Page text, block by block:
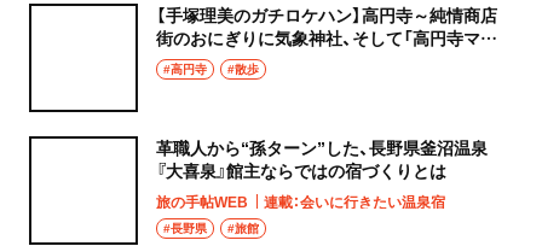
【手塚理美のガチロケハン】高円寺～純情商店
街のおにぎりに気象神社、そして「高円寺マシ
タ」へ！
#高円寺 #散歩
革職人から“孫ターン”した、長野県釜沼温泉
『大喜泉』館主ならではの宿づくりとは
旅の手帖WEB 連載：会いに行きたい温泉宿
#長野県 #旅館